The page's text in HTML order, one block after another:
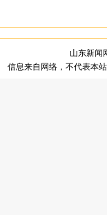
山东新闻
信息来自网络，不代表本